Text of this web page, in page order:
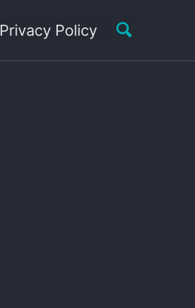
Privacy Policy Toggle